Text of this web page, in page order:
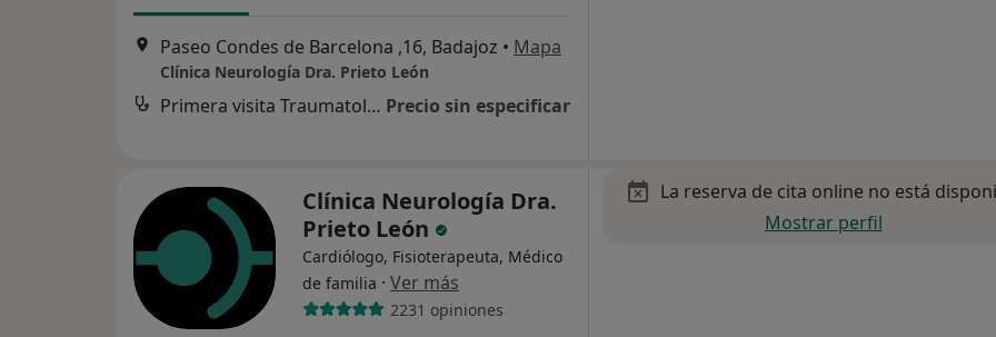
Paseo Condes de Barcelona ,16, Badajoz • Mapa
Clínica Neurología Dra. Prieto León
Primera visita Traumatología Precio sin especificar
Clínica Neurología Dra.
Prieto León
Cardiólogo, Fisioterapeuta, Médico
de familia · Ver más
2231 opiniones
La reserva de cita online no está
Mostrar perfil